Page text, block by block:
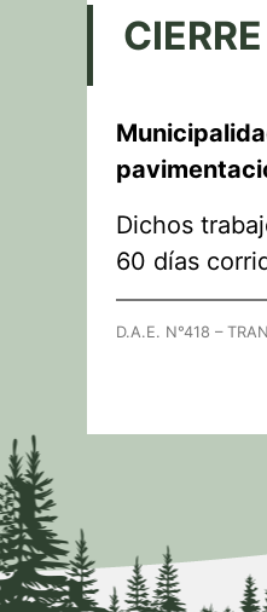
Dichos
60 días
D.A.E. N°418 –